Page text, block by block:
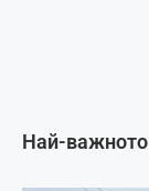
Най-важното